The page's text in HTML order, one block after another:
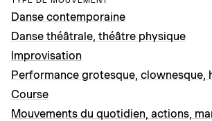
Danse contemporaine
Danse théâtrale, théâtre physique
Improvisation
Performance grotesque, clownesque,
Course
Mouvements du quotidien, actions,